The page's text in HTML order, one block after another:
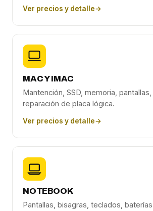
Ver precios y detalle→
MAC Y IMAC
Mantención, SSD, memoria,
reparación de placa lógica.
Ver precios y detalle→
NOTEBOOK
Pantallas, bisagras, teclados,